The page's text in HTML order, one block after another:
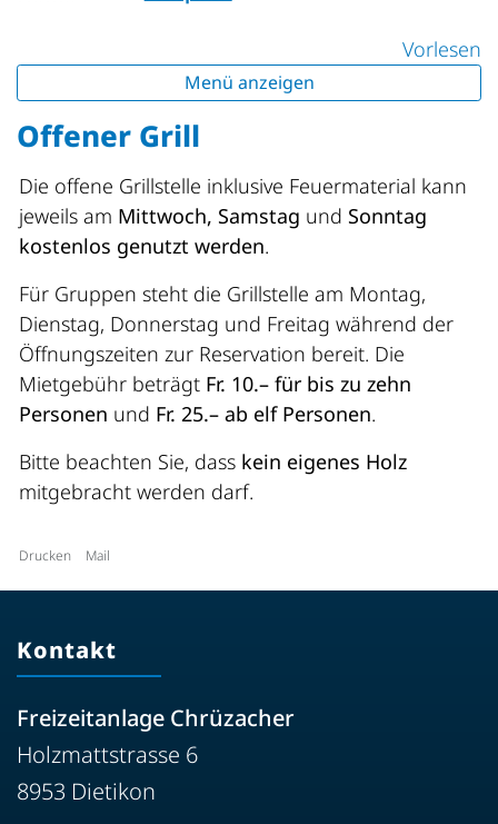
Vorlesen
Menü anzeigen
Offener Grill
Die offene Grillstelle inklusive Feuermaterial kann
jeweils am Mittwoch, Samstag und Sonntag
kostenlos genutzt werden.
Für Gruppen steht die Grillstelle am Montag,
Dienstag, Donnerstag und Freitag während der
Öffnungszeiten zur Reservation bereit. Die
Mietgebühr beträgt Fr. 10.– für bis zu zehn
Personen und Fr. 25.– ab elf Personen.
Bitte beachten Sie, dass kein eigenes Holz
mitgebracht werden darf.
Drucken Mail
Kontakt
Freizeitanlage Chrüzacher
Holzmattstrasse 6
8953 Dietikon